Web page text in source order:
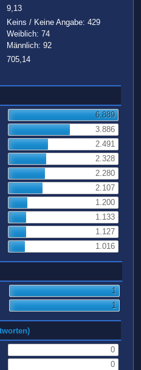
9,13
Keins / Keine Angabe: 429
Weiblich: 74
Männlich: 92
705,14
6.889
3.886
2.491
2.328
2.280
2.107
1.200
1.133
1.127
1.016
1
1
0
0